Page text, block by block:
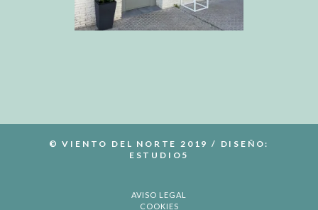
© VIENTO DEL NORTE 2019 / DISEÑO:
ESTUDIO5
AVISO LEGAL
COOKIES